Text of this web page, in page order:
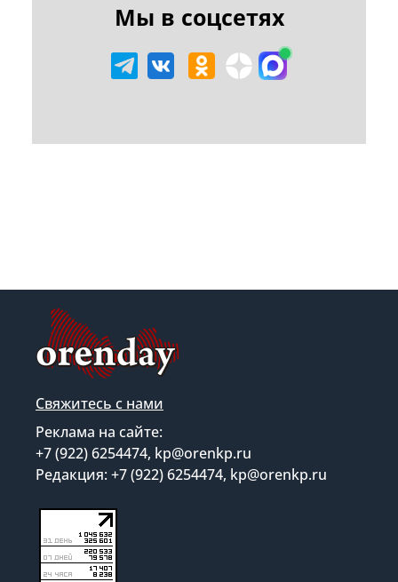
Мы в соцсетях
Свяжитесь с нами
Реклама на сайте:
+7 (922) 6254474, kp@orenkp.ru
Редакция: +7 (922) 6254474, kp@orenkp.ru